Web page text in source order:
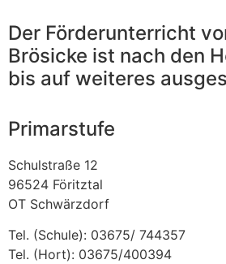
Der Förderunterricht
Brösicke ist nach den
bis auf weiteres
Primarstufe
Schulstraße 12
96524 Föritztal
OT Schwärzdorf
Tel. (Schule): 03675/ 744357
Tel. (Hort): 03675/400394